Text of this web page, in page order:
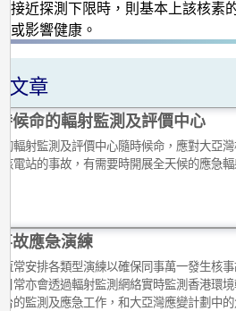
接近探測下限時，則基本上該核素
或影響健康。
文章
候命的輻射監測及評價中心
輻射監測及評價中心隨時候命，應對大亞
電站的事故，有需要時開展全天候的應急
故應急演練
常安排各類型演練以確保同事萬一發生核
常亦會透過輻射監測網絡實時監測香港環
的監測及應急工作，和大亞灣應變計劃中的